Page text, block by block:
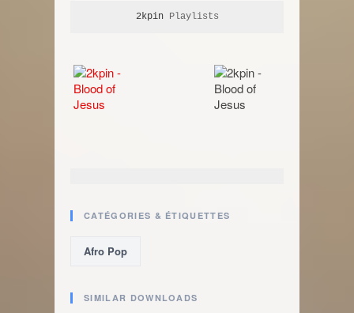
2kpin Playlists
CATÉGORIES & ÉTIQUETTES
Afro Pop
SIMILAR DOWNLOADS